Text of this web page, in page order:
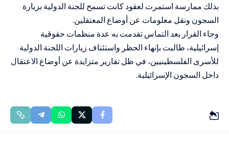
بذلك ممارسة استمرت لعقود كانت تسمح للجنة الدولية بزيارة
السجون ونقل معلومات عن أوضاع المعتقلين.
وجاء القرار بعد التماس تقدمت به عدة منظمات حقوقية
إسرائيلية، طالبت بإنهاء الحظر واستئناف زيارات اللجنة الدولية
للأسرى الفلسطينيين، في ظل تقارير متزايدة عن أوضاع الاعتقال
داخل السجون الإسرائيلية.